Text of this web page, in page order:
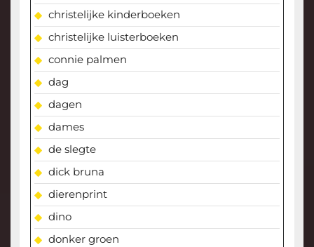
christelijke kinderboeken
christelijke luisterboeken
connie palmen
dag
dagen
dames
de slegte
dick bruna
dierenprint
dino
donker groen